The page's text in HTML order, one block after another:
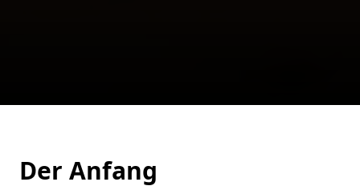
Der Anfang